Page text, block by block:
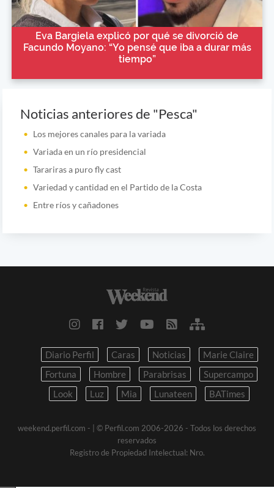
Eva Bargiela explicó por qué se divorció de
Facundo Moyano: “Yo pensé que iba a durar más
tiempo”
Noticias anteriores de "Pesca"
Los mejores canales para la variada
Variada en un río presidencial
Tarariras a puro fly cast
Variedad y cantidad en el Partido de la Costa
Entre ríos y cañadones
Diario Perfil Caras Noticias
Marie Claire
Fortuna
Hombre Parabrisas
Supercampo
Look
Luz Mia Lunateen BATimes
weekend.perfil.com -
| © Perfil.com 2006-2026 - Todos los derechos
reservados
Registro de Propiedad Intelectual: Nro.